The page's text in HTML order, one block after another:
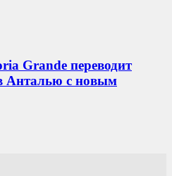
Grande переводит
Анталью с новым